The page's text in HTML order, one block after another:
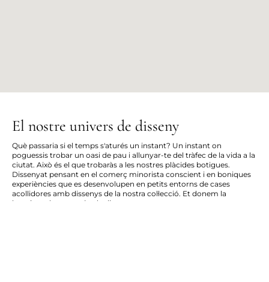
El nostre univers de disseny
Què passaria si el temps s'aturés un instant? Un instant on
poguessis trobar un oasi de pau i allunyar-te del tràfec de la vida a la
ciutat. Això és el que trobaràs a les nostres plàcides botigues.
Dissenyat pensant en el comerç minorista conscient i en boniques
experiències que es desenvolupen en petits entorns de cases
acollidores amb dissenys de la nostra col·lecció. Et donem la
benvinguda a un món de disseny.